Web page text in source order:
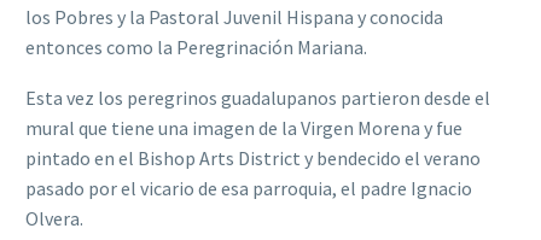
los Pobres y la Pastoral Juvenil Hispana y conocida
entonces como la Peregrinación Mariana.
Esta vez los peregrinos guadalupanos partieron desde el
mural que tiene una imagen de la Virgen Morena y fue
pintado en el Bishop Arts District y bendecido el verano
pasado por el vicario de esa parroquia, el padre Ignacio
Olvera.